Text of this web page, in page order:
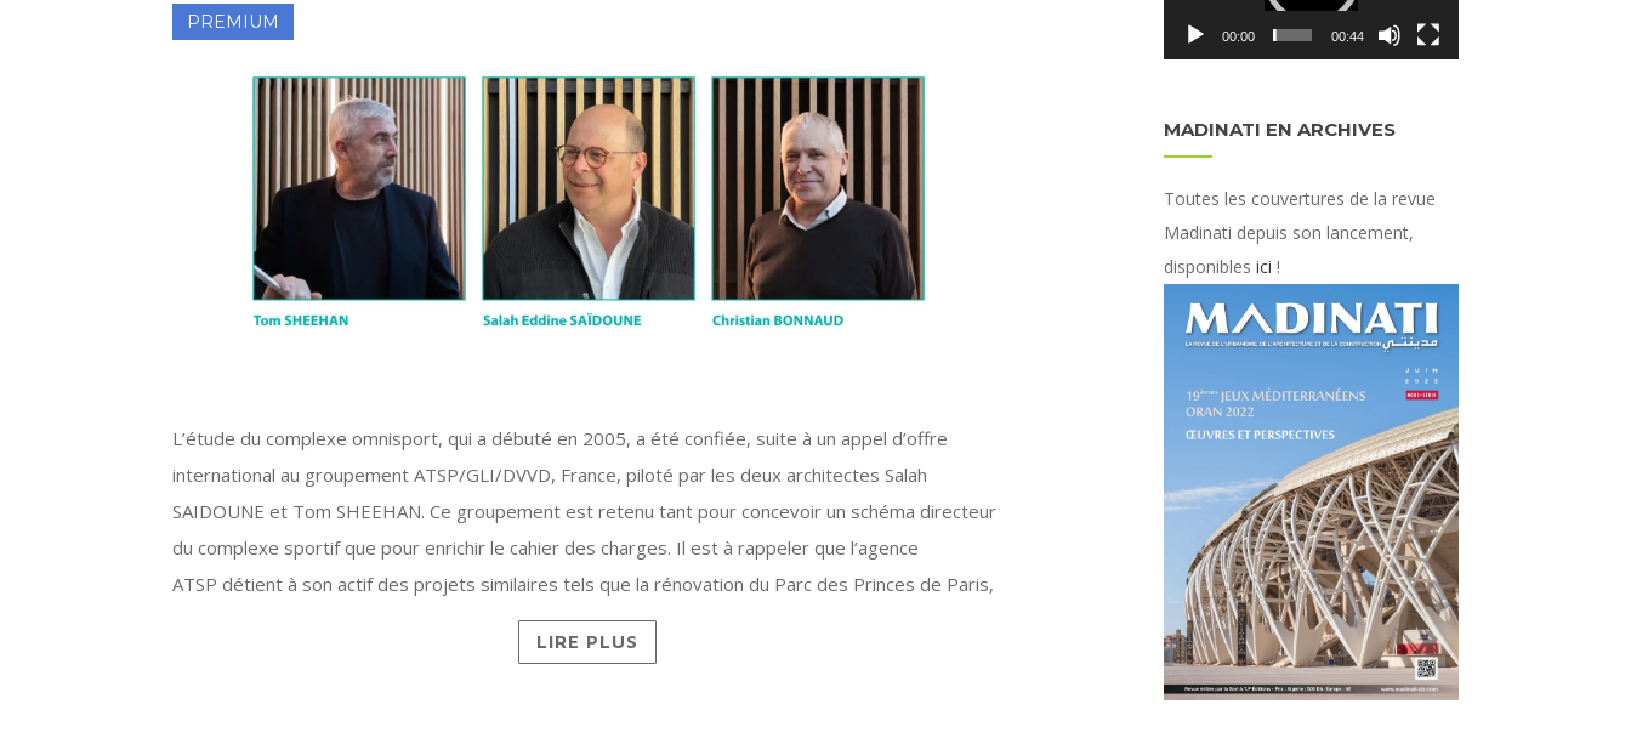
L’étude du complexe omnisport, qui a débuté en 2005, a été confiée, suite à un appel d’offre
international au groupement ATSP/GLI/DVVD, France, piloté par les deux architectes Salah
SAIDOUNE et Tom SHEEHAN. Ce groupement est retenu tant pour concevoir un schéma directeur
du complexe sportif que pour enrichir le cahier des charges. Il est à rappeler que l’agence
ATSP détient à son actif des projets similaires tels que la rénovation du Parc des Princes de Paris,
LIRE PLUS
00:00 00:44
MADINATI EN ARCHIVES
Toutes les couvertures de la revue
Madinati depuis son lancement,
disponiblesici !